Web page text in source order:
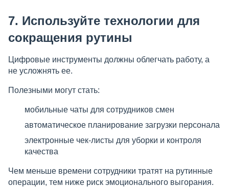
7. Используйте технологии для
сокращения рутины
Цифровые инструменты должны облегчать работу, а
не усложнять ее.
Полезными могут стать:
мобильные чаты для сотрудников смен
автоматическое планирование загрузки персонала
электронные чек-листы для уборки и контроля
качества
Чем меньше времени сотрудники тратят на рутинные
операции, тем ниже риск эмоционального выгорания.